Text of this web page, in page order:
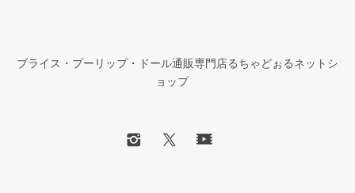
ブライス・プーリップ・ドール通販専門店るちゃどぉるネットシ
ョップ